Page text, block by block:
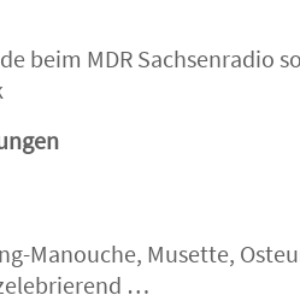
beim MDR Sachsenradio
Manouche, Musette,
…